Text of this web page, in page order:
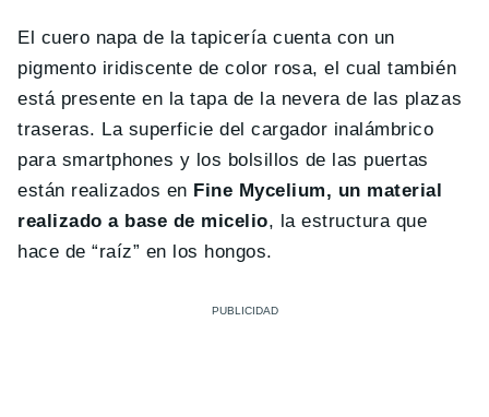
El cuero napa de la tapicería cuenta con un
pigmento iridiscente de color rosa, el cual también
está presente en la tapa de la nevera de las plazas
traseras. La superficie del cargador inalámbrico
para smartphones y los bolsillos de las puertas
están realizados en Fine Mycelium, un material
realizado a base de micelio, la estructura que
hace de “raíz” en los hongos.